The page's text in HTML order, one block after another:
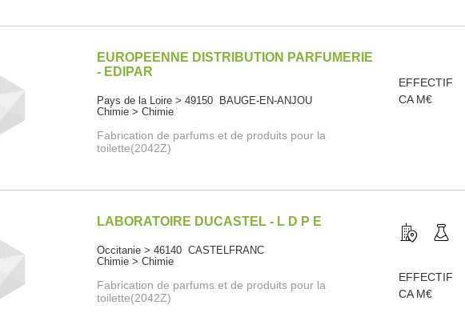
EUROPEENNE DISTRIBUTION PARFUMERIE
- EDIPAR
Pays de la Loire > 49150 BAUGE-EN-ANJOU
Chimie > Chimie
Fabrication de parfums et de produits pour la
toilette(2042Z)
EFFECTIF
CA M€
LABORATOIRE DUCASTEL - L D P E
Occitanie > 46140 CASTELFRANC
Chimie > Chimie
Fabrication de parfums et de produits pour la
toilette(2042Z)
EFFECTIF
CA M€